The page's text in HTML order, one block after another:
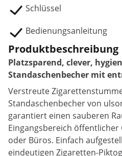
Schlüssel
Bedienungsanleitung
Produktbeschreibung
Platzsparend, clever,
Standaschenbecher mit
Verstreute
Standaschenbecher von
garantiert einen sauberen
Eingangsbereich öffentlicher
oder Büros. Einfach
eindeutigen Zigaretten-